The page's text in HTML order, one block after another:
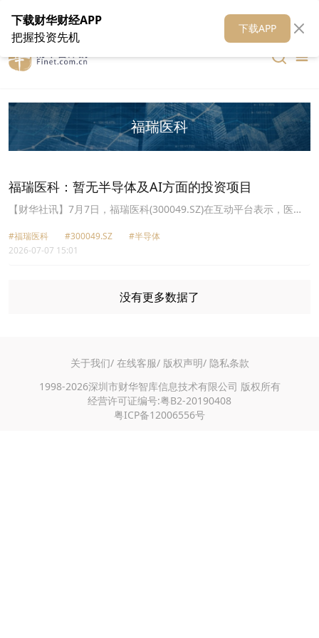
在线客服 关于我们 财华媒体矩阵 财华智库
福瑞医科
福瑞医科：暂无半导体及AI方面的投资项目
【财华社讯】7月7日，福瑞医科(300049.SZ)在互动平台表示，医疗
特别关注领域。公司暂无半导体及AI方面的投资项目。
#福瑞医科 #300049.SZ
#半导体
2026-07-07 15:01
没有更多数据了
关于我们/ 在线客服/ 版权声明/ 隐私条款
1998-2026深圳市财华智库信息技术有限公司 版权所有
经营许可证编号:粤B2-20190408
粤ICP备12006556号
下载财华财经APP
把握投资先机
下载APP